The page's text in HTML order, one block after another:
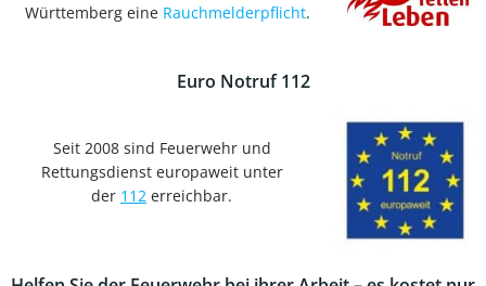
Württemberg eine Rauchmelderpflicht.
Euro Notruf 112
Seit 2008 sind Feuerwehr und
Rettungsdienst europaweit unter
der 112 erreichbar.